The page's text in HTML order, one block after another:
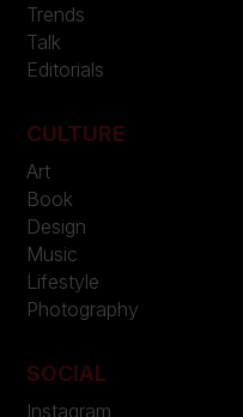
Trends
Talk
Editorials
CULTURE
Art
Book
Design
Music
Lifestyle
Photography
SOCIAL
Instagram